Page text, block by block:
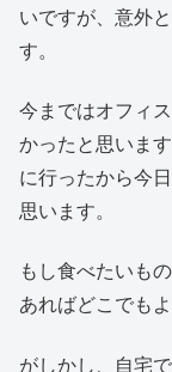
いですが、意外
す。
今まではオフィ
かったと思いま
に行ったから今
思います。
もし食べたいも
あればどこでも
がしかし、自宅